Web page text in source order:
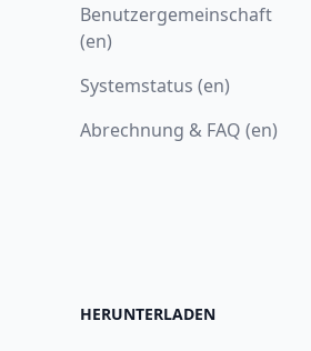
Benutzergemeinschaft
(en)
Systemstatus (en)
Abrechnung & FAQ (en)
HERUNTERLADEN